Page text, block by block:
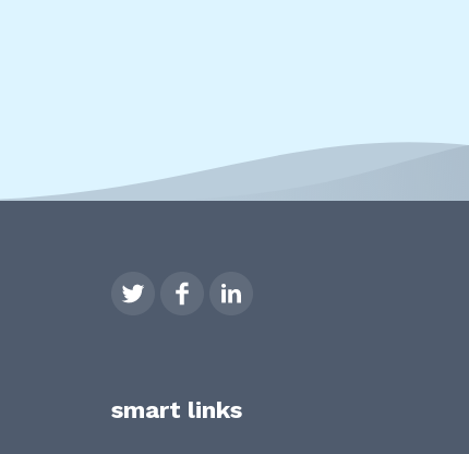
smart links